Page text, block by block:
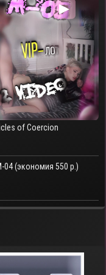
▶
of Coercion
04 (экономия 550 р.)